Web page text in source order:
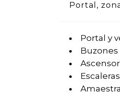
Portal,
Portal y